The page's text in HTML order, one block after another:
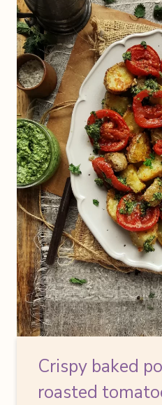
Crispy baked
roasted